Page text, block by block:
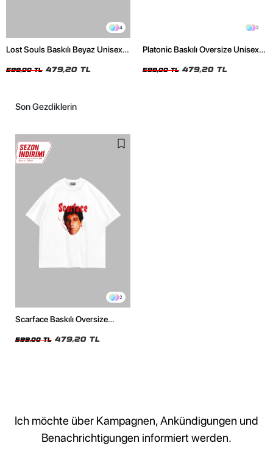
4
Lost Souls Baskılı Beyaz Unisex
599,00 TL 479,20 TL
2
Platonic Baskılı Oversize Unisex
599,00 TL 479,20 TL
Son Gezdiklerin
2
Scarface Baskılı Oversize
599,00 TL 479,20 TL
Ich möchte über Kampagnen, Ankündigungen und
Benachrichtigungen informiert werden.